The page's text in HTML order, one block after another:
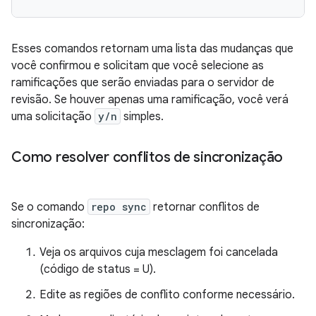
Esses comandos retornam uma lista das mudanças que
você confirmou e solicitam que você selecione as
ramificações que serão enviadas para o servidor de
revisão. Se houver apenas uma ramificação, você verá
uma solicitação y/n simples.
Como resolver conflitos de sincronização
Se o comando repo sync retornar conflitos de
sincronização:
Veja os arquivos cuja mesclagem foi cancelada
(código de status = U).
Edite as regiões de conflito conforme necessário.